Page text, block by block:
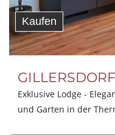
Kaufen
GILLERSDORF
Exklusive Lodge -
und Garten in der